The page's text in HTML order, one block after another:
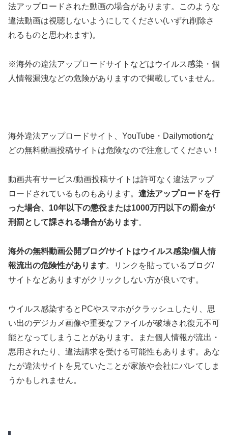
法アップロードされた動画の場合があります。このような
違法動画は視聴しないようにしてください(いずれ削除さ
れるものと思われます)。
※海外の違法アップロードサイトなどはウイルス感染・個
人情報漏洩などの危険がありますので掲載していません。
海外違法アップロードサイト、YouTube・Dailymotionな
どの無料動画投稿サイトは危険なので注意してください！
動画共有サービス/動画投稿サイトは許可なく違法アップ
ロードされているものもあります。 違法アップロードを行
った場合、10年以下の懲役または1000万円以下の罰金が
刑罰として課される場合があります。
海外の無料動画公開ブログ/サイトはウイルス感染/個人情
報流出の危険性があります。リンクを貼っているブログ/
サイトなどありますがクリックしない方が良いです。
ウイルス感染するとPCやスマホがクラッシュしたり、思
い出のデジカメ画像や重要なファイルが破壊され復元不可
能となってしまうことがあります。また個人情報が流出・
悪用されたり、違法請求を受ける可能性もあります。あな
たが違法サイトを見ていたことが家族や会社にバレてしま
うかもしれません。